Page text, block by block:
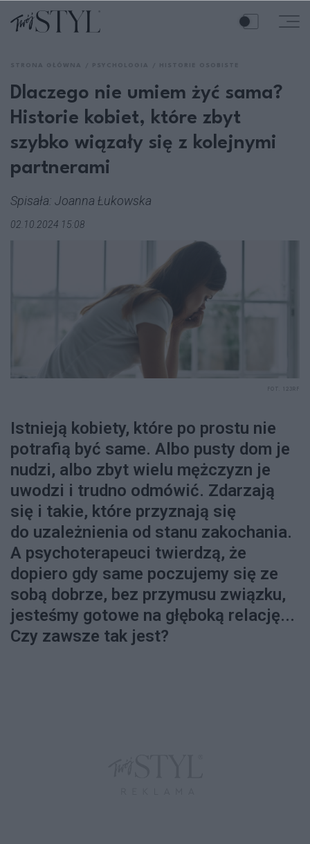
Dlaczego nie umiem żyć sama?
Historie kobiet, które zbyt
szybko wiązały się z kolejnymi
partnerami
Spisała: Joanna Łukowska
02.10.2024 15:08
Istnieją kobiety, które po prostu nie
potrafią być same. Albo pusty dom je
nudzi, albo zbyt wielu mężczyzn je
uwodzi i trudno odmówić. Zdarzają
się i takie, które przyznają się
do uzależnienia od stanu zakochania.
A psychoterapeuci twierdzą, że
dopiero gdy same poczujemy się ze
sobą dobrze, bez przymusu związku,
jesteśmy gotowe na głęboką relację...
Czy zawsze tak jest?